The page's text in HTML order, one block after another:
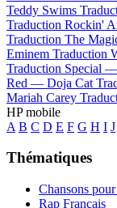
Teddy Swims
Traduction Rockin'
Traduction The
Eminem Traduction
Traduction Special —
Red — Doja Cat
Mariah Carey
HP mobile
A B C D E F G H I J
Thématiques
Chansons
Rap Français